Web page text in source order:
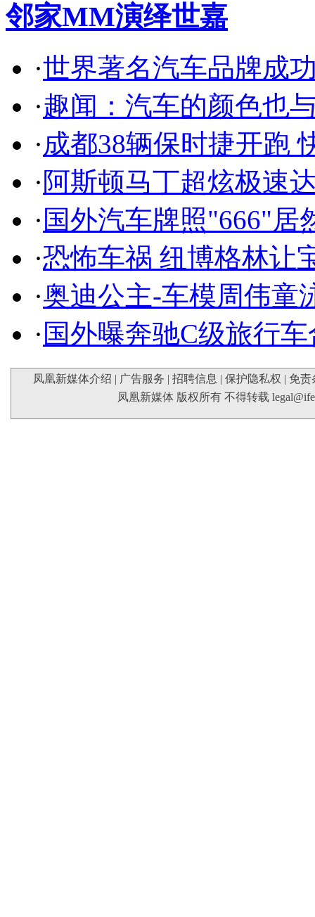
邻家MM演绎世嘉
·世界著名汽车品牌成
·趣闻：汽车的颜色也
·成都38辆保时捷开跑
·阿斯顿马丁超炫极速
· 国外汽车牌照"666"居
·恐怖车祸 纽博格林让
·奥迪公主-车模周伟童
· 国外曝奔驰C级旅行
凤凰新媒体介绍 | 广告服务 | 招聘信息 | 保护隐私权 | 免责
凤凰新媒体 版权所有 不得转载